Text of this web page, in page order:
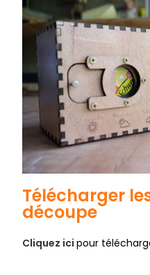
Télécharger
découpe
Cliquez ici pour